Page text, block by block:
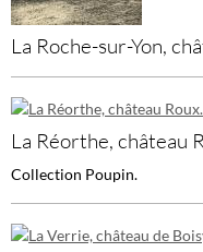
La Roche-sur-Yon,
La Réorthe, château
Collection Poupin.